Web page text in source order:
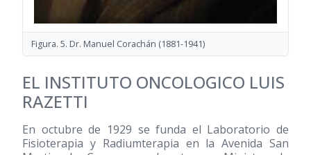
Figura. 5. Dr. Manuel Corachán (1881-1941)
EL INSTITUTO ONCOLOGICO LUIS
RAZETTI
En octubre de 1929 se funda el Laboratorio de
Fisioterapia y Radiumterapia en la Avenida San